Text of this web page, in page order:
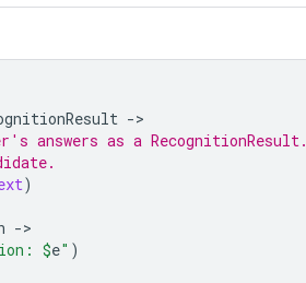
->
answers as a RecognitionResult.
)
->
$e" )